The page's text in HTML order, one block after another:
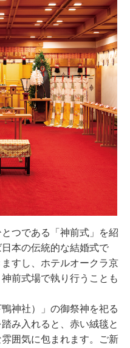
つである「神前式」を紹
本の伝統的な結婚式で
すし、ホテルオークラ京
前式場で執り行うことも
神社）」の御祭神を祀る
み入れると、赤い絨毯と
囲気に包まれます。ご新